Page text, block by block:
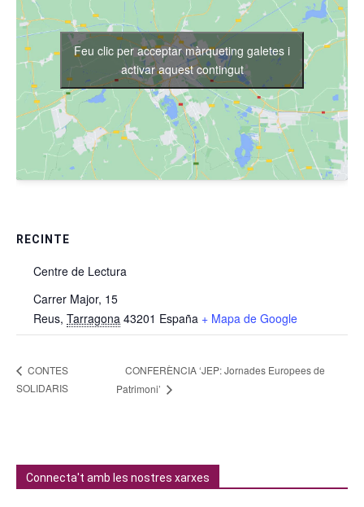
RECINTE
Centre de Lectura
Carrer Major, 15
Reus, Tarragona 43201 España + Mapa de Google
Feu clic per acceptar màrqueting galetes i
activar aquest contingut
CONTES
SOLIDARIS
CONFERÈNCIA ‘JEP: Jornades Europees de
Patrimoni’
Connecta't amb les nostres xarxes